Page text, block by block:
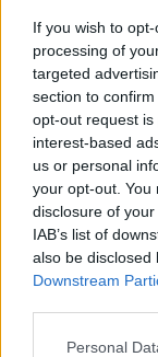
If you wish to
processing of
targeted
section to
opt-out request
interest-based
us or personal
your opt-out. You
disclosure of
IAB’s list of
also be disclosed
Downstream
Personal
Άννα Βίσση –
Hotel Ermou
άλμπουμ «Hotel
κινείται στο
Country.
Περισσότερα
στο Mad.gr.
Ακούστε το